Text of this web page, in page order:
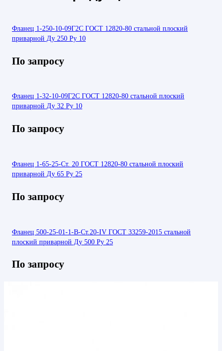
Фланец 1-250-10-09Г2С ГОСТ 12820-80 стальной плоский
приварной Ду 250 Ру 10
По запросу
Фланец 1-32-10-09Г2С ГОСТ 12820-80 стальной плоский
приварной Ду 32 Ру 10
По запросу
Фланец 1-65-25-Ст. 20 ГОСТ 12820-80 стальной плоский
приварной Ду 65 Ру 25
По запросу
Фланец 500-25-01-1-В-Ст.20-IV ГОСТ 33259-2015 стальной
плоский приварной Ду 500 Ру 25
По запросу